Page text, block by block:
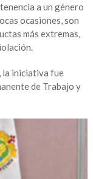
a un género
ocasiones, son
más extremas,
la iniciativa fue
de Trabajo y